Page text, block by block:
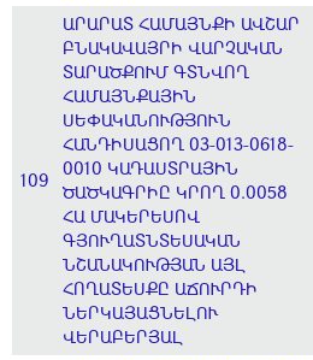
109
ԱՐԱՐԱՏ ՀԱՄԱՅՆՔԻ ԱՎՇԱՐ
ԲՆԱԿԱՎԱՅՐԻ ՎԱՐՉԱԿԱՆ
ՏԱՐԱԾՔՈՒՄ ԳՏՆՎՈՂ
ՀԱՄԱՅՆՔԱՅԻՆ
ՍԵՓԱԿԱՆՈՒԹՅՈՒՆ
ՀԱՆԴԻՍԱՑՈՂ 03-013-0618-
0010 ԿԱԴԱՍՏՐԱՅԻՆ
ԾԱԾԿԱԳՐԻԸ ԿՐՈՂ 0.0058
ՀԱ ՄԱԿԵՐԵՍՈՎ
ԳՅՈՒՂԱՏՆՏԵՍԱԿԱՆ
ՆՇԱՆԱԿՈՒԹՅԱՆ ԱՅԼ
ՀՈՂԱՏԵՍՔԸ ԱՃՈՒՐԴԻ
ՆԵՐԿԱՅԱՑՆԵԼՈՒ
ՎԵՐԱԲԵՐՅԱԼ